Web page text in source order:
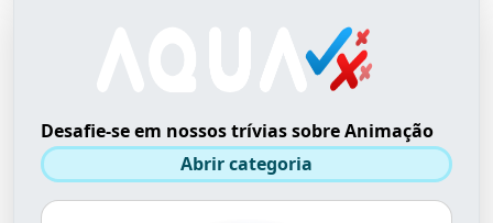
Desafie-se em nossos trívias sobre Animação
Abrir categoria